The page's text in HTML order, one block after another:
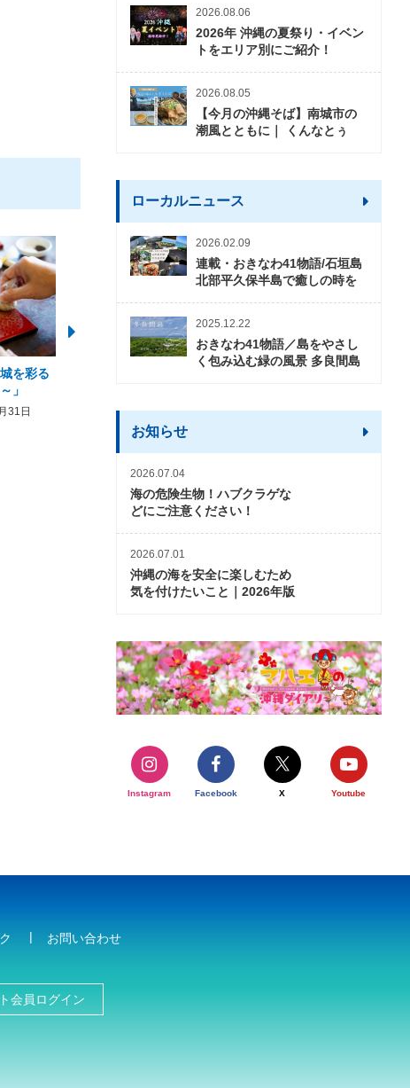
を彩る
」
31日 2026年3月5日〜2026年10月31日 2026年3月20日〜2026年11
2026.08.06
2026年 沖縄の夏祭り・イベン
トをエリア別にご紹介！
2026.08.05
【今月の沖縄そば】南城市の
潮風とともに｜ くんなとぅ
ローカルニュース
2026.02.09
連載・おきなわ41物語/石垣島
北部平久保半島で癒しの時を
2025.12.22
おきなわ41物語／島をやさし
く包み込む緑の風景 多良間島
お知らせ
2026.07.04
海の危険生物！ハブクラゲな
どにご注意ください！
2026.07.01
沖縄の海を安全に楽しむため
気を付けたいこと｜2026年版
Instagram Facebook X Youtube
お問い合わせ
会員ログイン